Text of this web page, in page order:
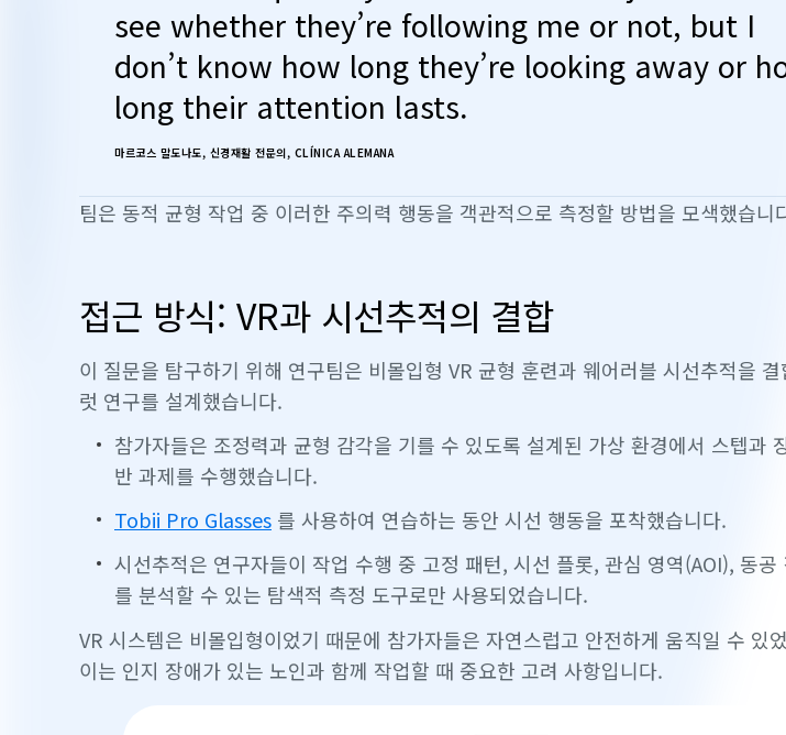
see whether they’re following me or not, but I
don’t know how long they’re looking away or
long their attention lasts.
마르코스 말도나도, 신경재활 전문의, CLÍNICA ALEMANA
팀은 동적 균형 작업 중 이러한 주의력 행동을 객관적으로 측정할 방법을 모색했습니
접근 방식: VR과 시선추적의 결합
이 질문을 탐구하기 위해 연구팀은 비몰입형 VR 균형 훈련과 웨어러블 시선추적을 결
럿 연구를 설계했습니다.
참가자들은 조정력과 균형 감각을 기를 수 있도록 설계된 가상 환경에서 스텝과
반 과제를 수행했습니다.
Tobii Pro Glasses 를 사용하여 연습하는 동안 시선 행동을 포착했습니다.
시선추적은 연구자들이 작업 수행 중 고정 패턴, 시선 플롯, 관심 영역(AOI), 동공
를 분석할 수 있는 탐색적 측정 도구로만 사용되었습니다.
VR 시스템은 비몰입형이었기 때문에 참가자들은 자연스럽고 안전하게 움직일 수 있
이는 인지 장애가 있는 노인과 함께 작업할 때 중요한 고려 사항입니다.